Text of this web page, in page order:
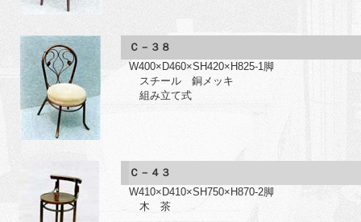
Ｃ－３８
W400×D460×SH420×H825-1脚
スチール 銅メッキ
組み立て式
Ｃ－４３
W410×D410×SH750×H870-2脚
木 茶